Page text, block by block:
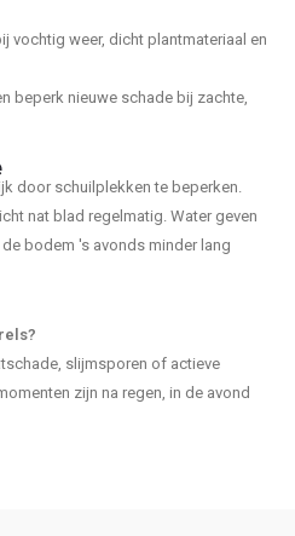
vochtig weer, dicht plantmateriaal en
beperk nieuwe schade bij zachte,
door schuilplekken te beperken.
nat blad regelmatig. Water geven
bodem 's avonds minder lang
slijmsporen of actieve
zijn na regen, in de avond